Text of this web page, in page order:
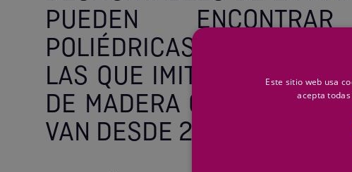
PUEDEN
POLIÉDRICAS, DESDE LAS
LAS QUE IMITAN A
DE MADERA CON
VAN DESDE 269 A 1990
Este sitio web usa
acepta